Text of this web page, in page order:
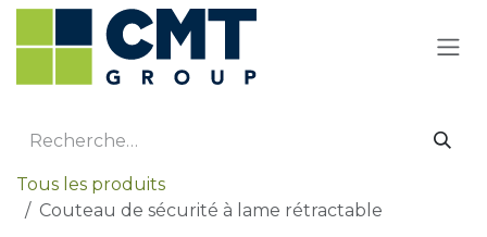
Se rendre au contenu
Tous les produits
Couteau de sécurité à lame rétractable